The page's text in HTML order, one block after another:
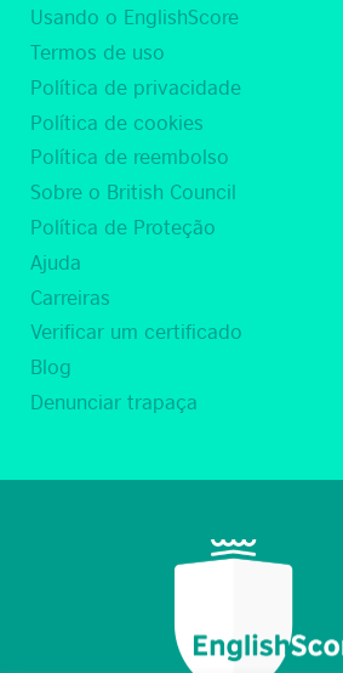
Usando o EnglishScore
Termos de uso
Política de privacidade
Política de cookies
Política de reembolso
Sobre o British Council
Política de Proteção
Ajuda
Carreiras
Verificar um certificado
Blog
Denunciar trapaça